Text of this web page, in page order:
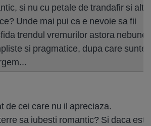
si nu cu petale de trandafir si alte
Unde mai pui ca e nevoie sa fii
trendul vremurilor astora nebune
si pragmatice, dupa care
de cei care nu il apreciaza.
sa iubesti romantic? Si daca esti